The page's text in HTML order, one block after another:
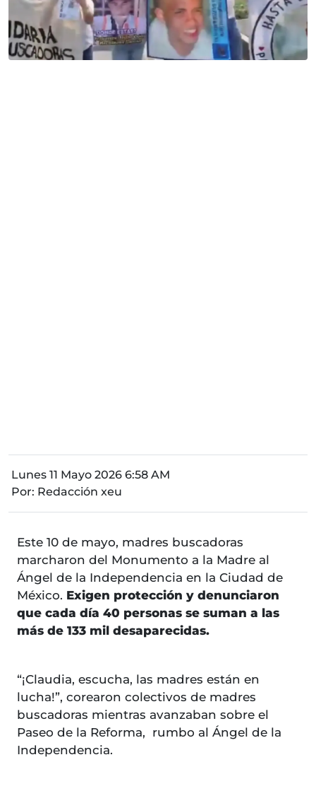
Lunes 11 Mayo 2026 6:58 AM
Por: Redacción xeu
Este 10 de mayo, madres buscadoras
marcharon del Monumento a la Madre al
Ángel de la Independencia en la Ciudad de
México. Exigen protección y denunciaron
que cada día 40 personas se suman a las
más de 133 mil desaparecidas.
“¡Claudia, escucha, las madres están en
lucha!”, corearon colectivos de madres
buscadoras mientras avanzaban sobre el
Paseo de la Reforma, rumbo al Ángel de la
Independencia.